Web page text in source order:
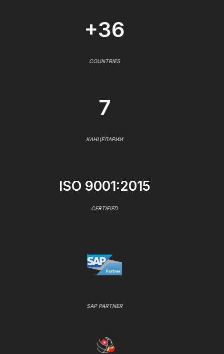
+36
COUNTRIES
7
КАНЦЕЛАРИИ
ISO 9001:2015
CERTIFIED
SAP PARTNER